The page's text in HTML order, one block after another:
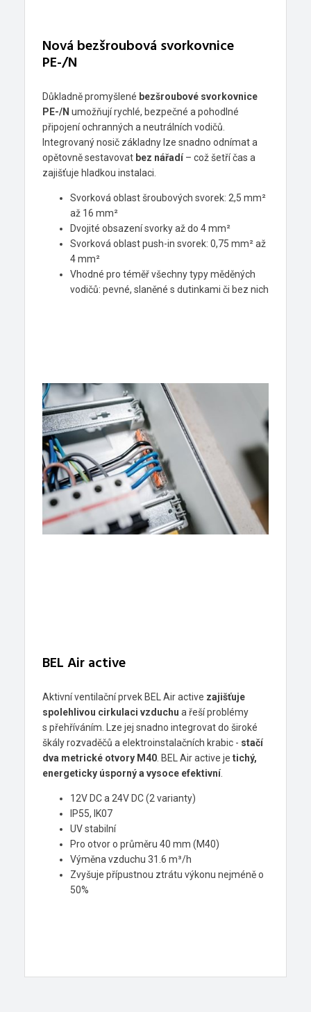
Nová bezšroubová svorkovnice
PE-/N
Důkladně promyšlené bezšroubové svorkovnice
PE-/N umožňují rychlé, bezpečné a pohodlné
připojení ochranných a neutrálních vodičů.
Integrovaný nosič základny lze snadno odnímat a
opětovně sestavovat bez nářadí– což šetří čas a
zajišťuje hladkou instalaci.
Svorková oblast šroubových svorek: 2,5 mm²
až 16 mm²
Dvojité obsazení svorky až do 4 mm²
Svorková oblast push-in svorek: 0,75 mm² až
4 mm²
Vhodné pro téměř všechny typy měděných
vodičů: pevné, slaněné s dutinkami či bez nich
BEL Air active
Aktivní ventilační prvek BEL Air active zajišťuje
spolehlivou cirkulaci vzduchu a řeší problémy
s přehříváním. Lze jej snadno integrovat do široké
škály rozvaděčů a elektroinstalačních krabic - stačí
dva metrické otvory M40 . BEL Air active je tichý,
energeticky úsporný a vysoce efektivní.
12V DC a 24V DC (2 varianty)
IP55, IK07
UV stabilní
Pro otvor o průměru 40 mm (M40)
Výměna vzduchu 31.6 m³/h
Zvyšuje přípustnou ztrátu výkonu nejméně o
50%